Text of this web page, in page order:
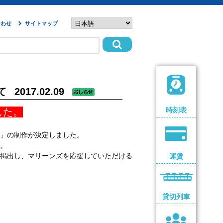
せ サイトマップ
時刻表
運賃
貸切列車
2017.02.09
。
制作が決定しました。
出し、マリーンズを応援していただける